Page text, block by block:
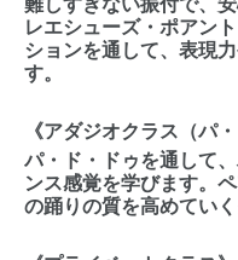
レエシューズ・ポアン
ションを通して、表現
す。
《アダジオクラス（パ
パ・ド・ドゥを通して
ンス感覚を学びます。
の踊りの質を高めていく